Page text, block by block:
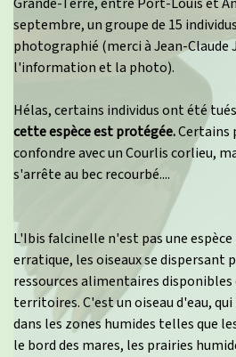
septembre, un groupe de 15
photographié (merci à Jean-Claude
l'information et la photo).
Hélas, certains individus ont été
cette espèce est protégée.Certains
confondre avec un Courlis corlieu,
s'arrête au bec recourbé....
L'Ibis falcinelle n'est pas une
erratique, les oiseaux se dispersant
ressources alimentaires disponibles
territoires. C'est un oiseau d'eau,
dans les zones humides telles que
le bord des mares, les prairies